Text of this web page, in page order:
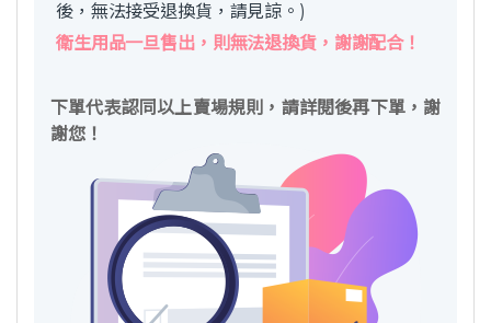
後，無法接受退換貨，請見諒。)
衛生用品一旦售出，則無法退換貨，謝謝配合！
下單代表認同以上賣場規則，請詳閱後再下單，謝
謝您！